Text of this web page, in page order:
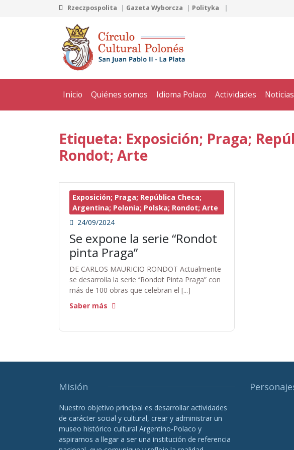
Rzeczpospolita Gazeta Wyborcza Polityka
Inicio Quiénes somos Idioma Polaco Actividades Noticias
Etiqueta: Exposición; Praga;
Rondot; Arte
Exposición; Praga; República Checa;
Argentina; Polonia; Polska; Rondot; Arte
24/09/2024
Se expone la serie “Rondot
pinta Praga”
DE CARLOS MAURICIO RONDOT Actualmente
se desarrolla la serie ‘’Rondot Pinta Praga” con
más de 100 obras que celebran el [...]
Saber más
Misión
Nuestro objetivo principal es desarrollar actividades
de carácter social y cultural, crear y administrar un
museo histórico cultural Argentino-Polaco y
aspiramos a llegar a ser una institución de referencia